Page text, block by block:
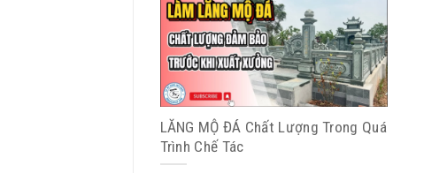
LĂNG MỘ ĐÁ Chất Lượng Trong Quá
Trình Chế Tác